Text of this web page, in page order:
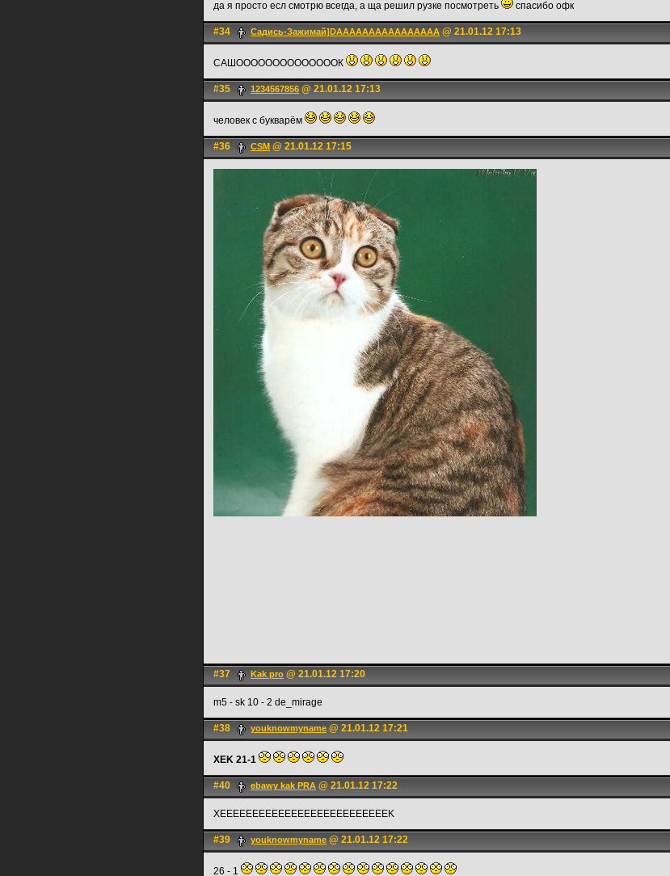
да я просто есл смотрю всегда, а ща решил рузке посмотреть
спасибо офк
#34 Садись-Зажимай]DAAAAAAAAAAAAAAAA @ 21.01.12 17:13
САШООООООООООООООК
#35 1234567856 @ 21.01.12 17:13
человек с букварём
#36 CSM @ 21.01.12 17:15
#37 Kak pro @ 21.01.12 17:20
m5 - sk 10 - 2 de_mirage
#38 youknowmyname @ 21.01.12 17:21
XEK 21-1
#40 ebawy kak PRA @ 21.01.12 17:22
XEEEEEEEEEEEEEEEEEEEEEEEEEEK
#39 youknowmyname @ 21.01.12 17:22
26 - 1